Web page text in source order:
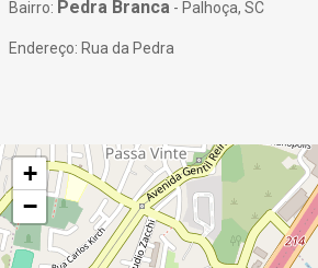
Bairro: Pedra Branca - Palhoça, SC
Endereço: Rua da Pedra
+
−